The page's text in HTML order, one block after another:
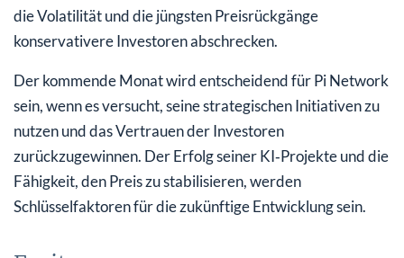
die Volatilität und die jüngsten Preisrückgänge
konservativere Investoren abschrecken.
Der kommende Monat wird entscheidend für Pi Network
sein, wenn es versucht, seine strategischen Initiativen zu
nutzen und das Vertrauen der Investoren
zurückzugewinnen. Der Erfolg seiner KI‑Projekte und die
Fähigkeit, den Preis zu stabilisieren, werden
Schlüsselfaktoren für die zukünftige Entwicklung sein.